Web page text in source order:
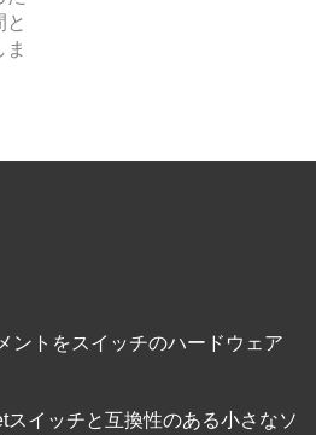
ントをスイッチのハードウェア
スイッチと互換性のある小さなソ